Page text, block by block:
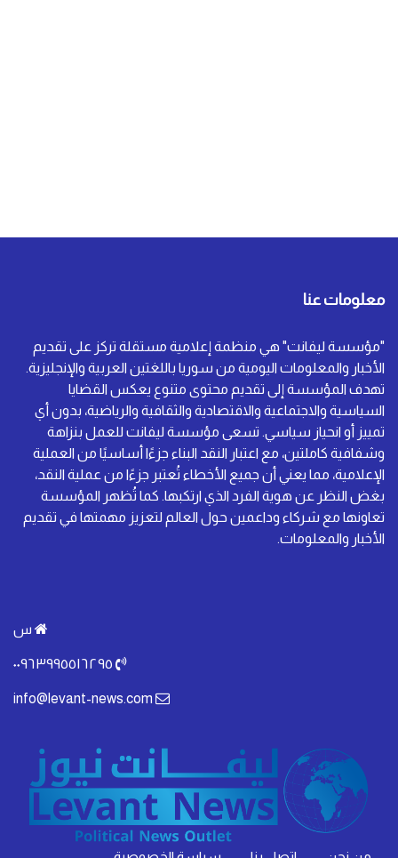
معلومات عنا
"مؤسسة ليفانت" هي منظمة إعلامية مستقلة تركز على تقديم
الأخبار والمعلومات اليومية من سوريا باللغتين العربية والإنجليزية.
تهدف المؤسسة إلى تقديم محتوى متنوع يعكس القضايا
السياسية والاجتماعية والاقتصادية والثقافية والرياضية، بدون أي
تمييز أو انحياز سياسي. تسعى مؤسسة ليفانت للعمل بنزاهة
وشفافية كاملتين، مع اعتبار النقد البناء جزءًا أساسيًا من العملية
الإعلامية، مما يعني أن جميع الأخطاء تُعتبر جزءًا من عملية النقد،
بغض النظر عن هوية الفرد الذي ارتكبها. كما تُظهر المؤسسة
تعاونها مع شركاء وداعمين حول العالم لتعزيز مهمتها في تقديم
الأخبار والمعلومات.
س
info@levant-news.com